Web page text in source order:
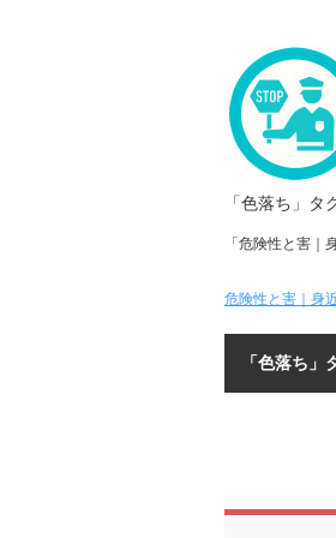
「色落ち」タ
「危険性と害
危険性と害｜身
「色落ち」